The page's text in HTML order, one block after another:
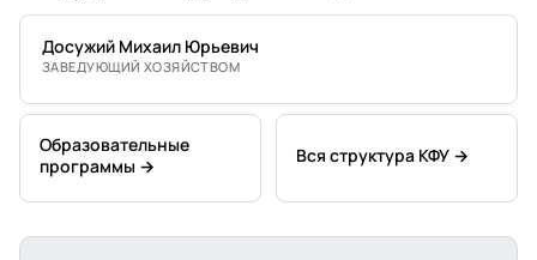
Досужий Михаил Юрьевич
ЗАВЕДУЮЩИЙ ХОЗЯЙСТВОМ
Образовательные
программы →
Вся структура КФУ →